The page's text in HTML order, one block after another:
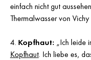
einfach nicht gut
Thermalwasser von
Kopfhaut: „Ich leide
Kopfhaut. Ich liebe es,